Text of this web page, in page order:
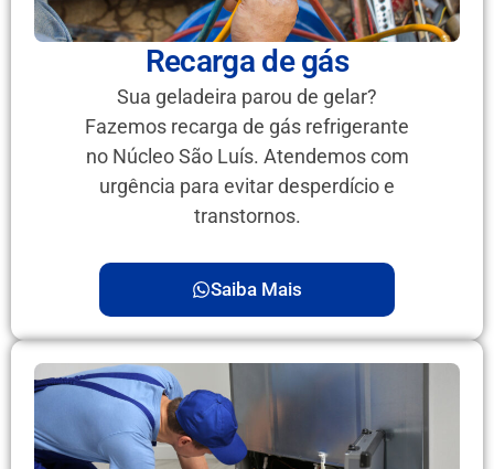
Recarga de gás
Sua geladeira parou de gelar?
Fazemos recarga de gás refrigerante
no Núcleo São Luís. Atendemos com
urgência para evitar desperdício e
transtornos.
Saiba Mais